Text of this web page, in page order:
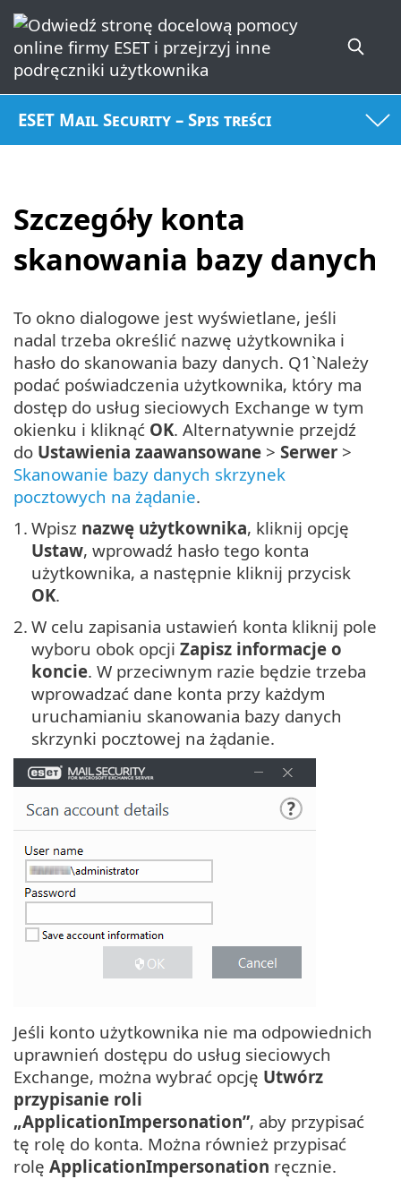
ESET Mail Security – Spis treści
Szczegóły konta
skanowania bazy danych
To okno dialogowe jest wyświetlane, jeśli
nadal trzeba określić nazwę użytkownika i
hasło do skanowania bazy danych. Q1`Należy
podać poświadczenia użytkownika, który ma
dostęp do usług sieciowych Exchange w tym
okienku i kliknąć OK. Alternatywnie przejdź
do Ustawienia zaawansowane > Serwer >
Skanowanie bazy danych skrzynek
pocztowych na żądanie.
1. Wpisz nazwę użytkownika, kliknij opcję
Ustaw, wprowadź hasło tego konta
użytkownika, a następnie kliknij przycisk
OK.
2. W celu zapisania ustawień konta kliknij pole
wyboru obok opcji Zapisz informacje o
koncie. W przeciwnym razie będzie trzeba
wprowadzać dane konta przy każdym
uruchamianiu skanowania bazy danych
skrzynki pocztowej na żądanie.
Jeśli konto użytkownika nie ma odpowiednich
uprawnień dostępu do usług sieciowych
Exchange, można wybrać opcję Utwórz
przypisanie roli
„ApplicationImpersonation”, aby przypisać
tę rolę do konta. Można również przypisać
rolę ApplicationImpersonation ręcznie.